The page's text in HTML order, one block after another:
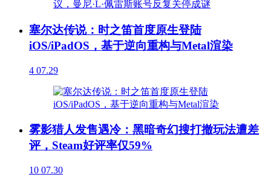
塞尔达传说：时之笛首度原生登陆
iOS/iPadOS，基于逆向重构与Metal渲染
4 07.29
雾影猎人发售遇冷：黑暗奇幻搜打撤玩法遭差
评，Steam好评率仅59%
10 07.30